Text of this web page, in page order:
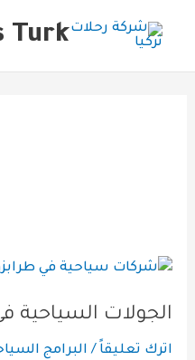
Turk
الجولات السياحية
اترك تعليقاً / البرامج
الجولات
في
طرابزون